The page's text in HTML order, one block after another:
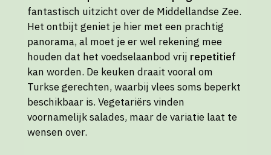
fantastisch uitzicht over de Middellandse Zee.
Het ontbijt geniet je hier met een prachtig
panorama, al moet je er wel rekening mee
houden dat het voedselaanbod vrij repetitief
kan worden. De keuken draait vooral om
Turkse gerechten, waarbij vlees soms beperkt
beschikbaar is. Vegetariërs vinden
voornamelijk salades, maar de variatie laat te
wensen over.